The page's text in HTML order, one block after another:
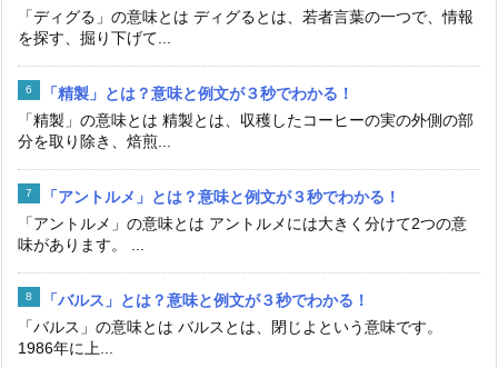
「ディグる」の意味とは ディグるとは、若者言葉の一つで、情報
を探す、掘り下げて...
「精製」とは？意味と例文が３秒でわかる！
「精製」の意味とは 精製とは、収穫したコーヒーの実の外側の部
分を取り除き、焙煎...
「アントルメ」とは？意味と例文が３秒でわかる！
「アントルメ」の意味とは アントルメには大きく分けて2つの意
味があります。 ...
「バルス」とは？意味と例文が３秒でわかる！
「バルス」の意味とは バルスとは、閉じよという意味です。
1986年に上...